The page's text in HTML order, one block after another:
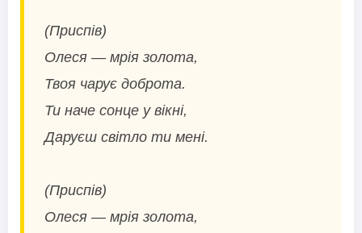
(Приспів)
Олеся — мрія золота,
Твоя чарує доброта.
Ти наче сонце у вікні,
Даруєш світло ти мені.
(Приспів)
Олеся — мрія золота,